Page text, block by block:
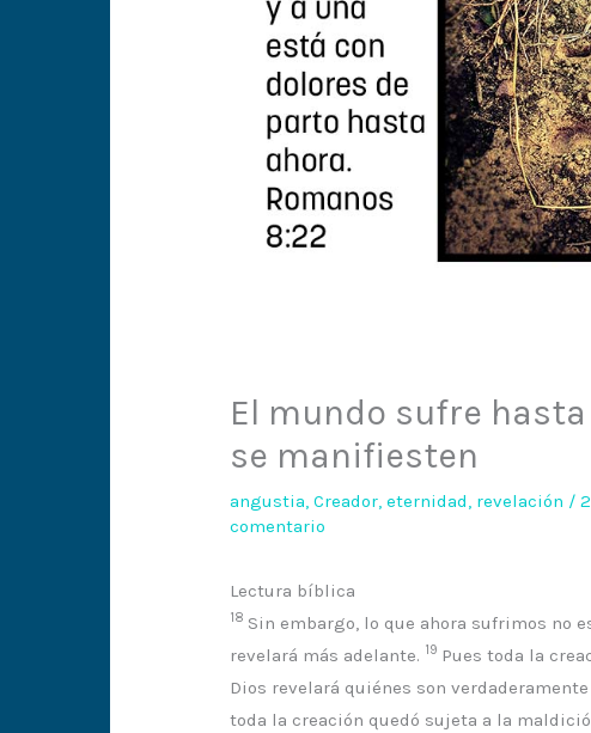
El mundo sufre
se manifiesten
angustia,Creador,eternidad, revelación /
comentario
Lectura bíblica
18 Sin embargo, lo que ahora sufrimos no
revelará más adelante. 19 Pues toda la
Dios revelará quiénes son
toda la creación quedó sujeta a la